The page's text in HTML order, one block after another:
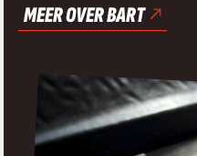
MEER OVER BART